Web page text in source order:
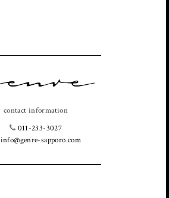
contact information
011-233-3027
info@genre-sapporo.com